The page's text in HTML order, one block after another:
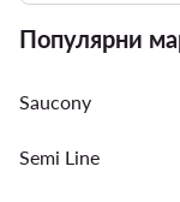
Популярни
Saucony
Semi Line